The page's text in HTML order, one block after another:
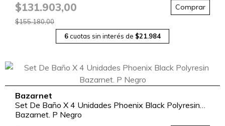
$131.903,00 Comprar
$155.180,00
6 cuotas sin interés de $21.984
Bazarnet
Set De Baño X 4 Unidades Phoenix Black Polyresin
Bazarnet. P Negro